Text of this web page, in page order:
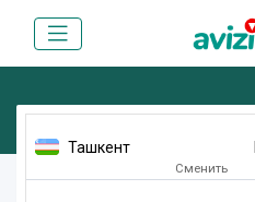
Ташкент
Сменить